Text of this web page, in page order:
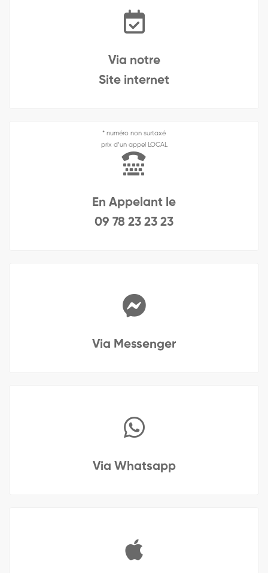
Via notre
Site internet
* numéro non surtaxé
prix d’un appel LOCAL
En Appelant le
09 78 23 23 23
Via Messenger
Via Whatsapp